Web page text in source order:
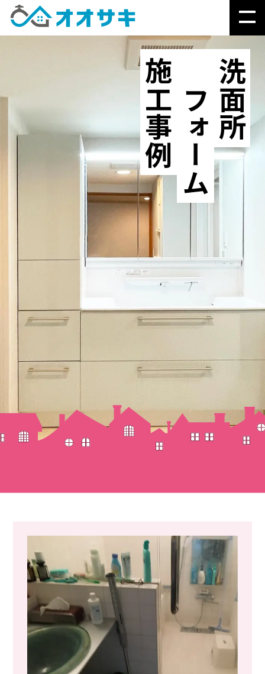
「なぜ？」で分かる、
オオサキのこと
水まわりの緊急トラブル
▶ 水まわりの故障修理・交換
明の水漏れ
水道屋さんのリフォーム
チンリフォーム
ォーム
リフォーム
マンション管理組合·
オーナー向けのサービス
ビル・マンションの直結給水と
直結増圧ポンプ工事
洗面所
リフォーム
施工事例